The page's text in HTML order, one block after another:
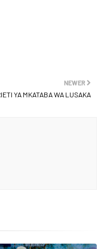
NEWER
YA MKATABA WA LUSAKA